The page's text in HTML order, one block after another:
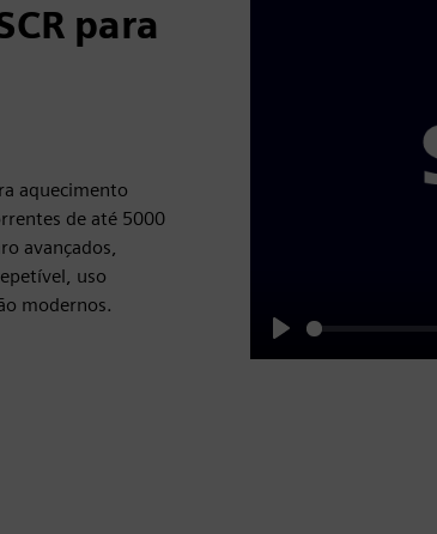
para
aquecimento
de até 5000
avançados,
uso
modernos.
Play